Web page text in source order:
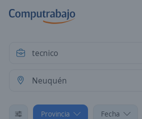
Provincia Fecha